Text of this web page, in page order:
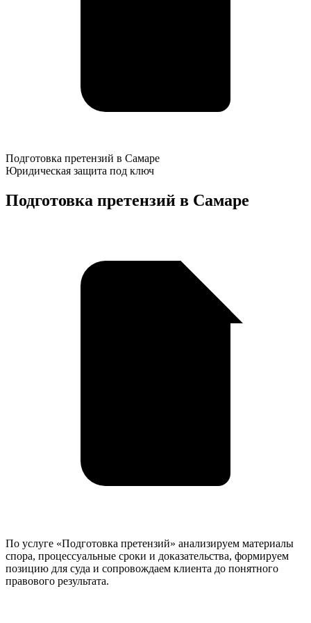
Подготовка
претензий
Самаре
Подготовка претензий в Самаре
Юридическая защита под ключ
Подготовка претензий в Самаре
По услуге «Подготовка претензий» анализируем материалы
спора, процессуальные сроки и доказательства, формируем
позицию для суда и сопровождаем клиента до понятного
правового результата.